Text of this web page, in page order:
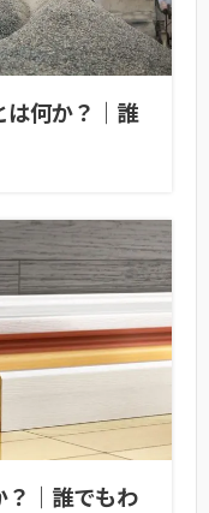
は何か？｜誰
？｜誰でもわ